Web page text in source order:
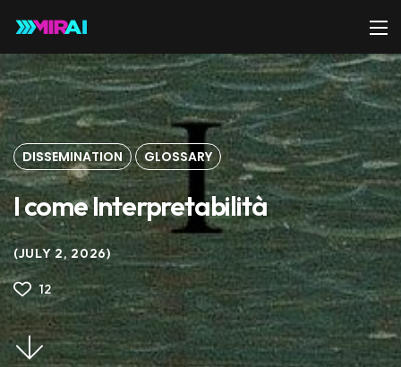
DISSEMINATION GLOSSARY
I come Interpretabilità
JULY 2, 2026
12